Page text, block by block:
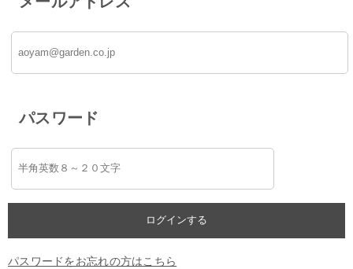
パスワード
パスワードをお忘れの方はこちら